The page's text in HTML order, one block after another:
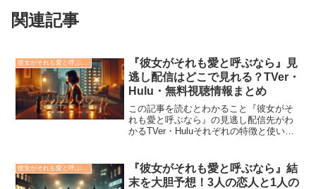
関連記事
彼女がそれも愛と呼ぶなら
『彼女がそれも愛と呼ぶなら』見
逃し配信はどこで見れる？TVer・
Hulu・無料視聴情報まとめ
この記事を読むとわかること『彼女がそ
れも愛と呼ぶなら』の見逃し配信先がわ
かるTVer・Huluそれぞれの特徴と使い分
話題の深夜ドラマ『彼女がそれも愛と呼
ぶなら』。斬新な...
『彼女がそれも愛と呼ぶなら』結
末を大胆予想！3人の恋人と1人の